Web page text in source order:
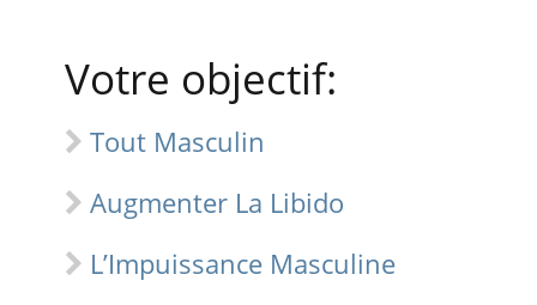
Votre objectif:
Tout Masculin
Augmenter La Libido
L’Impuissance Masculine